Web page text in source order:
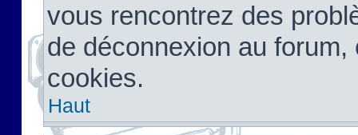
vous rencontrez des
de déconnexion au
cookies.
Haut